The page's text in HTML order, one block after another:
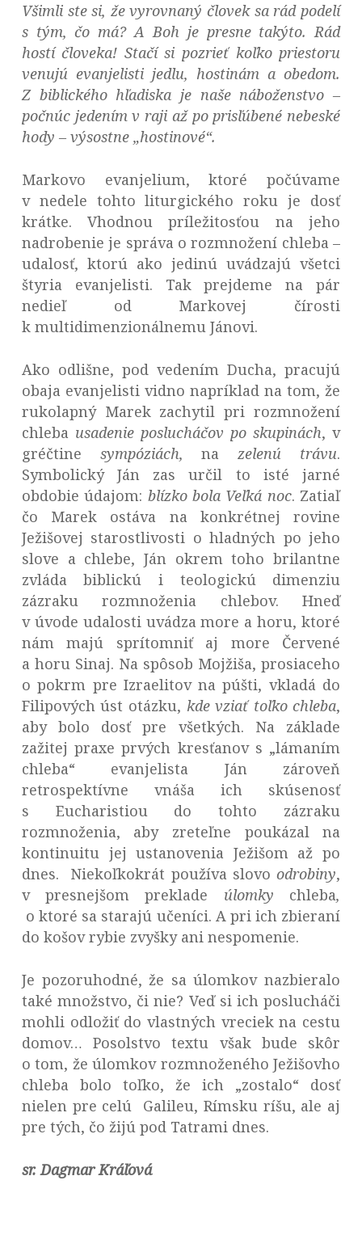
Všimli ste si, že vyrovnaný človek sa rád podelí
s tým, čo má? A Boh je presne takýto. Rád
hostí človeka! Stačí si pozrieť koľko priestoru
venujú evanjelisti jedlu, hostinám a obedom.
Z biblického hľadiska je naše náboženstvo –
počnúc jedením v raji až po prisľúbené nebeské
hody – výsostne „hostinové“.
Markovo evanjelium, ktoré počúvame
v nedele tohto liturgického roku je dosť
krátke. Vhodnou príležitosťou na jeho
nadrobenie je správa o rozmnožení chleba –
udalosť, ktorú ako jedinú uvádzajú všetci
štyria evanjelisti. Tak prejdeme na pár
nedieľ od Markovej čírosti
k multidimenzionálnemu Jánovi.
Ako odlišne, pod vedením Ducha, pracujú
obaja evanjelisti vidno napríklad na tom, že
rukolapný Marek zachytil pri rozmnožení
chleba usadenie poslucháčov po skupinách, v
gréčtine sympóziách, nazelenú trávu.
Symbolický Ján zas určil to isté jarné
obdobie údajom: blízko bola Veľká noc. Zatiaľ
čo Marek ostáva na konkrétnej rovine
Ježišovej starostlivosti o hladných po jeho
slove a chlebe, Ján okrem toho brilantne
zvláda biblickú i teologickú dimenziu
zázraku rozmnoženia chlebov. Hneď
v úvode udalosti uvádza more a horu, ktoré
nám majú sprítomniť aj more Červené
a horu Sinaj. Na spôsob Mojžiša, prosiaceho
o pokrm pre Izraelitov na púšti, vkladá do
Filipových úst otázku, kde vziať toľko chleba,
aby bolo dosť pre všetkých. Na základe
zažitej praxe prvých kresťanov s „lámaním
chleba“ evanjelista Ján zároveň
retrospektívne vnáša ich skúsenosť
s Eucharistiou do tohto zázraku
rozmnoženia, aby zreteľne poukázal na
kontinuitu jej ustanovenia Ježišom až po
dnes. Niekoľkokrát používa slovoodrobiny,
v presnejšom preklade úlomky chleba,
o ktoré sa starajú učeníci. A pri ich zbieraní
do košov rybie zvyšky ani nespomenie.
Je pozoruhodné, že sa úlomkov nazbieralo
také množstvo, či nie? Veď si ich poslucháči
mohli odložiť do vlastných vreciek na cestu
domov… Posolstvo textu však bude skôr
o tom, že úlomkov rozmnoženého Ježišovho
chleba bolo toľko, že ich „zostalo“ dosť
nielen pre celú Galileu, Rímsku ríšu, ale aj
pre tých, čo žijú pod Tatrami dnes.
sr. Dagmar Kráľová